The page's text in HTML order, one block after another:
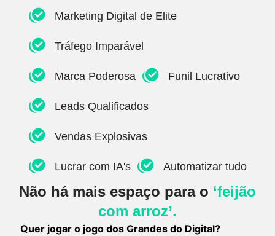
Marketing Digital de Elite
Tráfego Imparável
Marca Poderosa Funil Lucrativo
Leads Qualificados
Vendas Explosivas
Lucrar com IA's Automatizar tudo
Não há mais espaço para o ‘feijão
com arroz’.
Quer jogar o jogo dos Grandes do Digital?